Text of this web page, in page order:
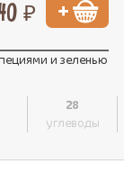
₽
и зеленью
28
углеводы